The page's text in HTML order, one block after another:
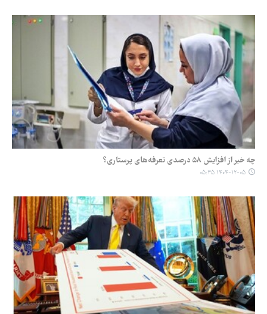
چه خبر از افزایش ۵۸ درصدی تعرفه‌های پرستاری؟
۱۴۰۴-۱۲-۰۵ ۰۵:۳۵